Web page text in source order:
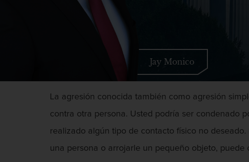
Jay Monico
La agresión conocida también como agresión
contra otra persona. Usted podría ser condenado
realizado algún tipo de contacto físico no
una persona o arrojarle un pequeño objeto, puede